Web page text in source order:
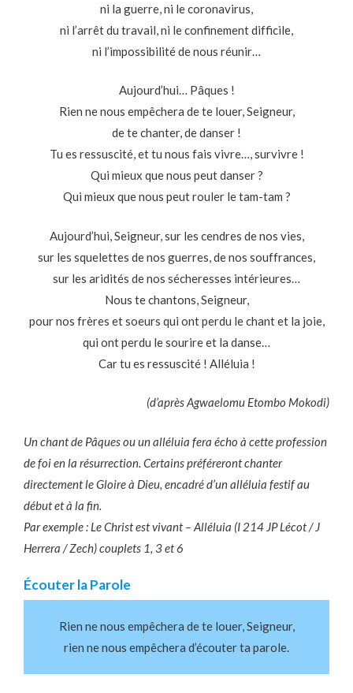
ni la guerre, ni le coronavirus,
ni l’arrêt du travail, ni le confinement difficile,
ni l’impossibilité de nous réunir…
Aujourd’hui… Pâques !
Rien ne nous empêchera de te louer, Seigneur,
de te chanter, de danser !
Tu es ressuscité, et tu nous fais vivre…, survivre !
Qui mieux que nous peut danser ?
Qui mieux que nous peut rouler le tam-tam ?
Aujourd’hui, Seigneur, sur les cendres de nos vies,
sur les squelettes de nos guerres, de nos souffrances,
sur les aridités de nos sécheresses intérieures…
Nous te chantons, Seigneur,
pour nos frères et soeurs qui ont perdu le chant et la joie,
qui ont perdu le sourire et la danse…
Car tu es ressuscité ! Alléluia !
(d’après Agwaelomu Etombo Mokodi)
Un chant de Pâques ou un alléluia fera écho à cette profession
de foi en la résurrection. Certains préféreront chanter
directement le Gloire à Dieu, encadré d’un alléluia festif au
début et à la fin.
Par exemple : Le Christ est vivant – Alléluia (I 214 JP Lécot / J
Herrera / Zech) couplets 1, 3 et 6
Écouter la Parole
Rien ne nous empêchera de te louer, Seigneur,
rien ne nous empêchera d’écouter ta parole.